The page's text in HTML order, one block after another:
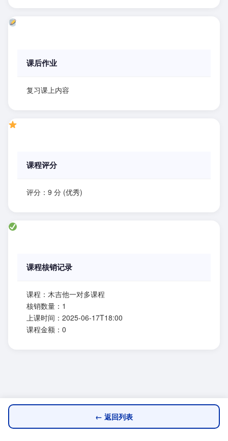
课后作业
复习课上内容
课程评分
评分：9 分 (优秀)
课程核销记录
课程：木吉他一对多课程
核销数量：1
上课时间：2025-06-17T18:00
课程金额：0
← 返回列表